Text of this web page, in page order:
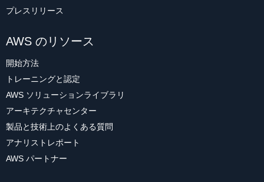
プレスリリース
AWS のリソース
開始方法
トレーニングと認定
AWS ソリューションライブラリ
アーキテクチャセンター
製品と技術上のよくある質問
アナリストレポート
AWS パートナー